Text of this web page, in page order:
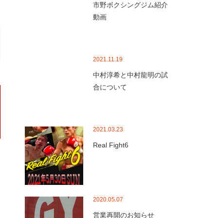
市野ボクシングジム紹介
動画
2021.11.19
中村淳希と中村龍明の試
合について
2021.03.23
Real Fight6
2020.05.07
営業再開のお知らせ